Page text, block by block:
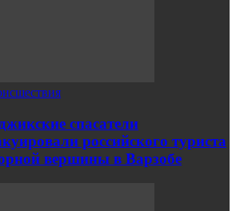
спасатели
российского туриста
вершины в Варзобе